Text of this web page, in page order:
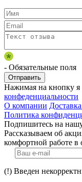
- Обязательные поля
Отправить
Нажимая на кнопку я
конфеденциальности
О компании
Политика
Подпишитесь на
Рассказываем об
комфортной работе в
(!) Введен